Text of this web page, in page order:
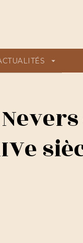
arrow_drop_down